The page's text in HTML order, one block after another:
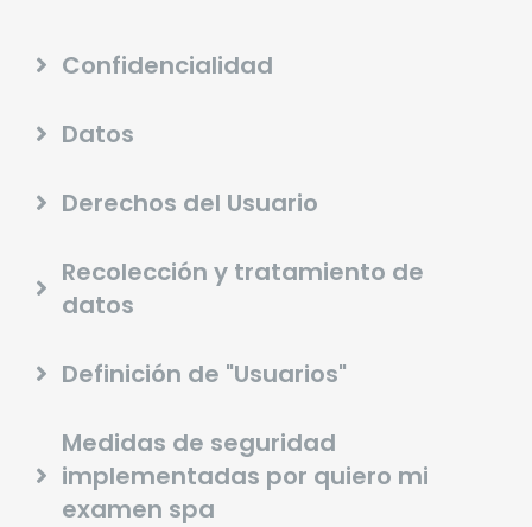
Confidencialidad
Datos
Derechos del Usuario
Recolección y tratamiento de
datos
Definición de "Usuarios"
Medidas de seguridad
implementadas por quiero mi
examen spa